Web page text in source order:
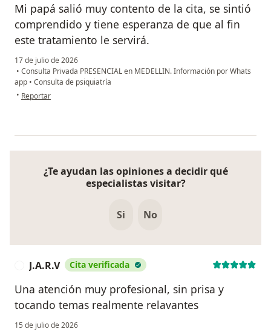
Mi papá salió muy contento de la cita, se sintió
comprendido y tiene esperanza de que al fin
este tratamiento le servirá.
17 de julio de 2026
• Consulta Privada PRESENCIAL en MEDELLIN. Información por Whats
app • Consulta de psiquiatría
• en opinión del usuario Mario Ruiz
Reportar
¿Te ayudan las opiniones a decidir qué
especialistas visitar?
Si No
J.A.R.V Cita verificada
Una atención muy profesional, sin prisa y
tocando temas realmente relavantes
15 de julio de 2026